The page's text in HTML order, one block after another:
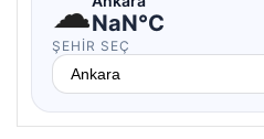
☁NaN°C
ŞEHIR SEÇ